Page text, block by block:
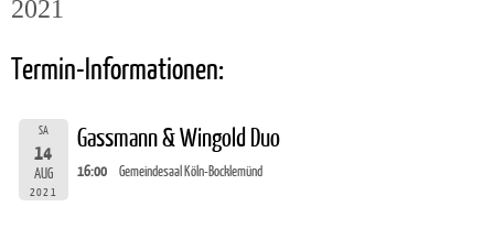
2021
Termin-Informationen:
SA
14
AUG
2021
Gassmann & Wingold Duo
16:00 Gemeindesaal Köln-Bocklemünd